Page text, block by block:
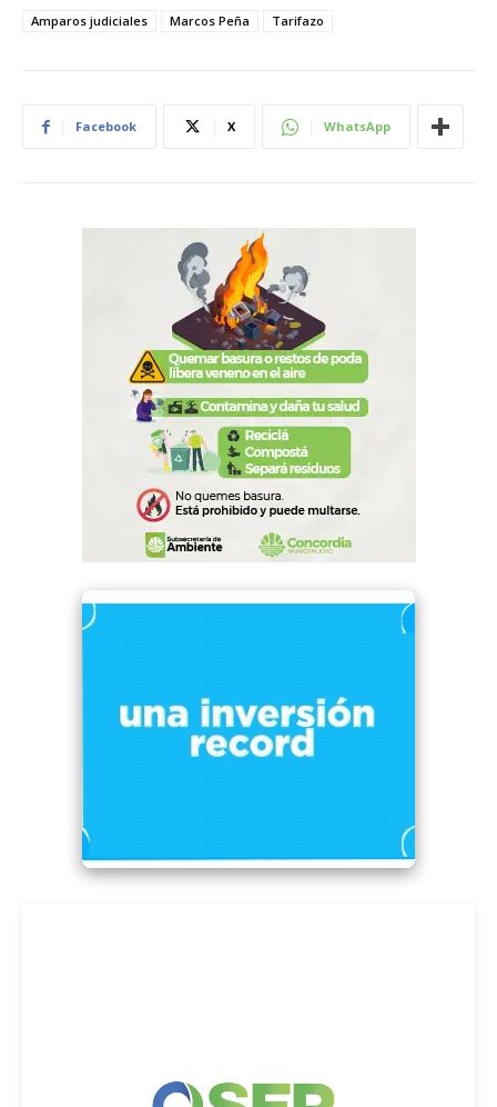
Amparos judiciales Marcos Peña Tarifazo
Facebook X WhatsApp